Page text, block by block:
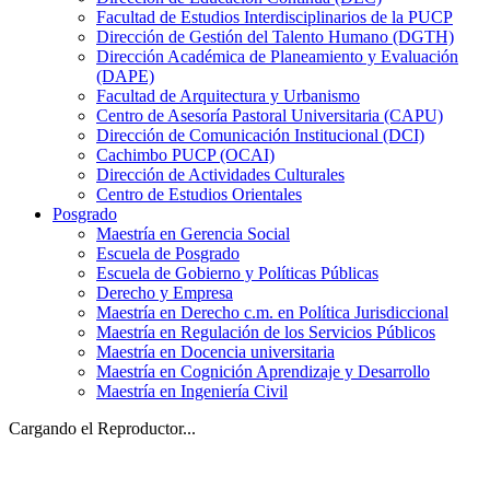
Facultad de Estudios Interdisciplinarios de la PUCP
Dirección de Gestión del Talento Humano (DGTH)
Dirección Académica de Planeamiento y Evaluación
(DAPE)
Facultad de Arquitectura y Urbanismo
Centro de Asesoría Pastoral Universitaria (CAPU)
Dirección de Comunicación Institucional (DCI)
Cachimbo PUCP (OCAI)
Dirección de Actividades Culturales
Centro de Estudios Orientales
Posgrado
Maestría en Gerencia Social
Escuela de Posgrado
Escuela de Gobierno y Políticas Públicas
Derecho y Empresa
Maestría en Derecho c.m. en Política Jurisdiccional
Maestría en Regulación de los Servicios Públicos
Maestría en Docencia universitaria
Maestría en Cognición Aprendizaje y Desarrollo
Maestría en Ingeniería Civil
Cargando el Reproductor...